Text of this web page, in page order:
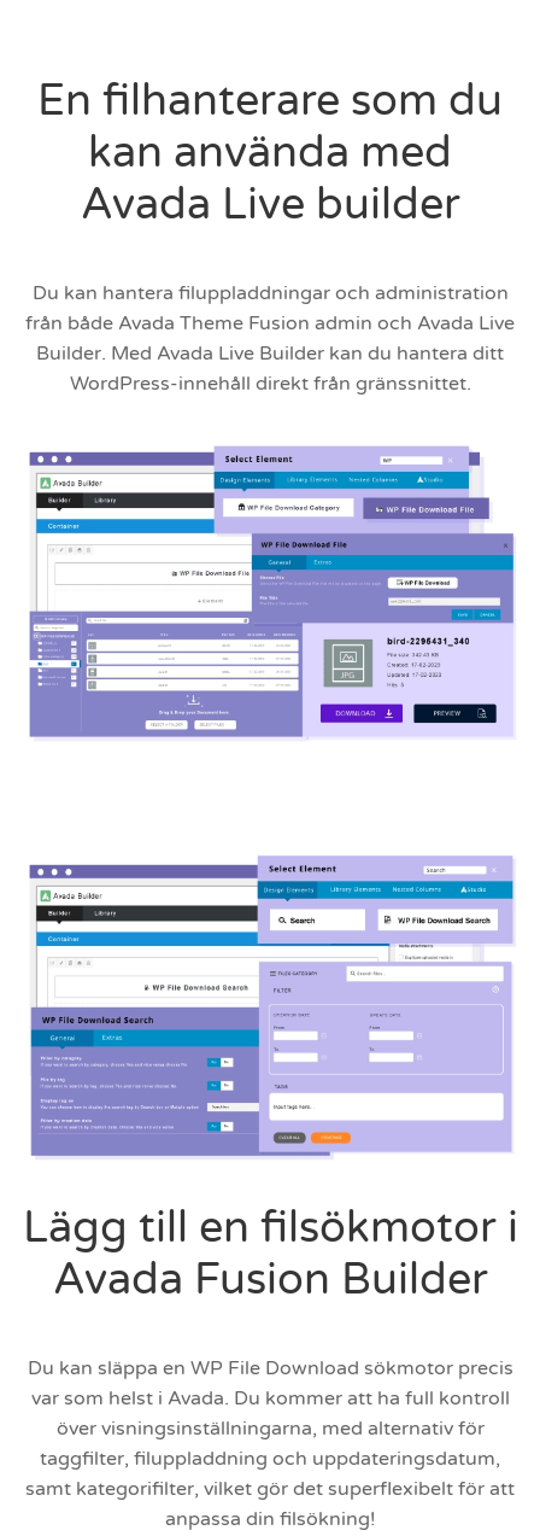
En filhanterare som du
kan använda med
Avada Live builder
Du kan hantera filuppladdningar och administration
från både Avada Theme Fusion admin och Avada Live
Builder. Med Avada Live Builder kan du hantera ditt
WordPress-innehåll direkt från gränssnittet.
Lägg till en filsökmotor i
Avada Fusion Builder
Du kan släppa en WP File Download sökmotor precis
var som helst i Avada. Du kommer att ha full kontroll
över visningsinställningarna, med alternativ för
taggfilter, filuppladdning och uppdateringsdatum,
samt kategorifilter, vilket gör det superflexibelt för att
anpassa din filsökning!